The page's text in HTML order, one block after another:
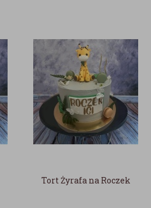
Tort Żyrafa na Roczek